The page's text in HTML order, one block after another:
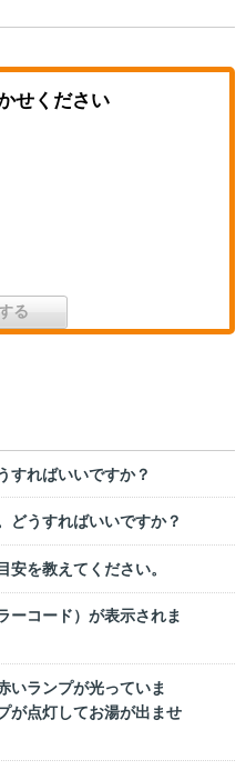
せください
すればいいですか？
どうすればいいですか？
安を教えてください。
ーコード）が表示されま
いランプが光っていま
が点灯してお湯が出ませ